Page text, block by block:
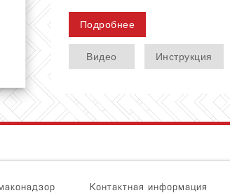
Подробнее
Видео Инструкция
Контактная информация